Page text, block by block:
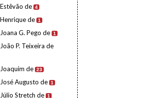
de 4
de 1
G. Pego de 1
P. Teixeira de
de 23
Augusto de 1
Stretch de 1